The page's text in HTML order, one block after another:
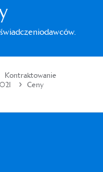
Kontraktowanie
› Ceny